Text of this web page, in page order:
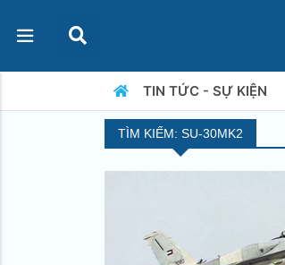
TIN TỨC - SỰ KIỆN
TÌM KIẾM: SU-30MK2